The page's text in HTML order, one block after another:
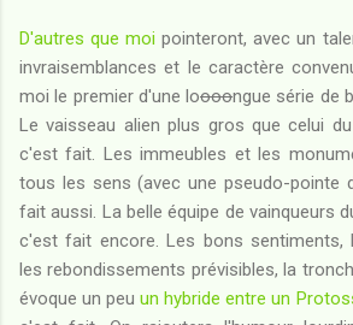
D'autres que moi pointeront, avec un
invraisemblances et le caractère
moi le premier d'une loooongue série de
Le vaisseau alien plus gros que celui
c'est fait. Les immeubles et les
tous les sens (avec une pseudo-pointe
fait aussi. La belle équipe de vainqueurs
c'est fait encore. Les bons sentiments,
les rebondissements prévisibles, la
évoque un peuun hybride entre un